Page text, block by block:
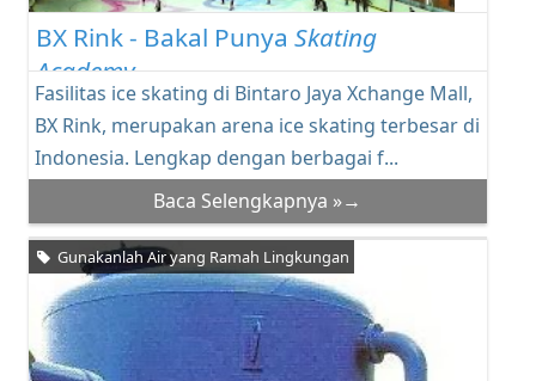
BX Rink - Bakal PunyaSkating
Academy
Fasilitas ice skating di Bintaro Jaya Xchange Mall,
BX Rink, merupakan arena ice skating terbesar di
Indonesia. Lengkap dengan berbagai f...
Baca Selengkapnya »→
Gunakanlah Air yang Ramah Lingkungan